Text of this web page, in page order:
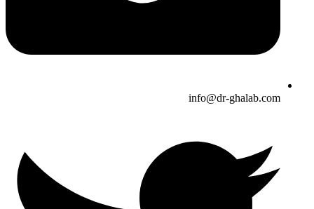
info@dr-ghalab.com